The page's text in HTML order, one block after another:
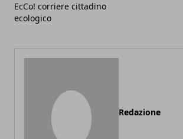
EcCo! corriere cittadino
ecologico
Redazione